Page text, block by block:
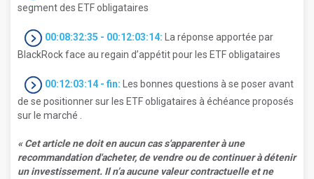
segment des ETF obligataires
00:08:32:35 - 00:12:03:14: La réponse apportée par
BlackRock face au regain d’appétit pour les ETF obligataires
00:12:03:14 - fin: Les bonnes questions à se poser avant
de se positionner sur les ETF obligataires à échéance proposés
sur le marché .
« Cet article ne doit en aucun cas s'apparenter à une
recommandationd'acheter, de vendre ou de continuer à détenir
un investissement. Il n’a aucune valeur contractuelle et ne